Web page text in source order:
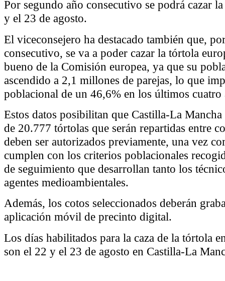
Por segundo año consecutivo se podrá cazar
y el 23 de agosto.
El viceconsejero ha destacado también que,
consecutivo, se va a poder cazar la tórtola
bueno de la Comisión europea, ya que su
ascendido a 2,1 millones de parejas, lo que
poblacional de un 46,6% en los últimos cuatro
Estos datos posibilitan que Castilla-La
de 20.777 tórtolas que serán repartidas entre
deben ser autorizados previamente, una vez
cumplen con los criterios poblacionales
de seguimiento que desarrollan tanto los
agentes medioambientales.
Además, los cotos seleccionados deberán
aplicación móvil de precinto digital.
Los días habilitados para la caza de la tórtola
son el 22 y el 23 de agosto en Castilla-La